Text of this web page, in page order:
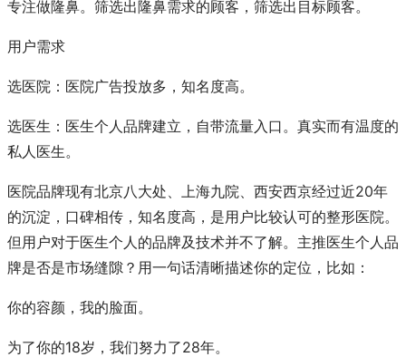
专注做隆鼻。筛选出隆鼻需求的顾客，筛选出目标顾客。
用户需求
选医院：医院广告投放多，知名度高。
选医生：医生个人品牌建立，自带流量入口。真实而有温度的
私人医生。
医院品牌现有北京八大处、上海九院、西安西京经过近20年
的沉淀，口碑相传，知名度高，是用户比较认可的整形医院。
但用户对于医生个人的品牌及技术并不了解。主推医生个人品
牌是否是市场缝隙？用一句话清晰描述你的定位，比如：
你的容颜，我的脸面。
为了你的18岁，我们努力了28年。